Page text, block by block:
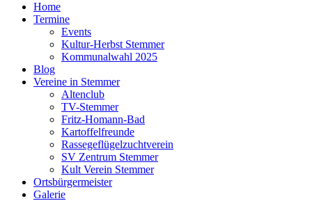
Home
Termine
Events
Kultur-Herbst Stemmer
Kommunalwahl 2025
Blog
Vereine in Stemmer
Altenclub
TV-Stemmer
Fritz-Homann-Bad
Kartoffelfreunde
Rassegeflügelzuchtverein
SV Zentrum Stemmer
Kult Verein Stemmer
Ortsbürgermeister
Galerie